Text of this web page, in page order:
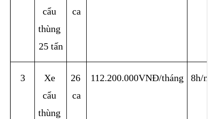
cẩu
thùng
25 tấn
ca
3
Xe
cẩu
thùng
26
ca
112.200.000VNĐ/tháng 8h/